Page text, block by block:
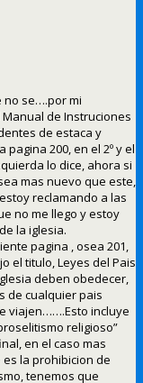
no se….por mi
de Instruciones
de estaca y
pagina 200, en el 2º y el
lo dice, ahora si
mas nuevo que este,
reclamando a las
no me llego y estoy
la iglesia.
pagina , osea 201,
el titulo, Leyes del Pais
deben obedecer,
de cualquier pais
viajen…….Esto incluye
religioso”
en el caso mas
la prohibicion de
tenemos que